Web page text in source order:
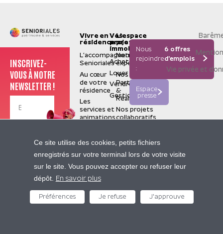
INSCRIVEZ-
VOUS À NOTRE
NEWSLETTER !
Je m'inscris
Contactez-nous
05 62 47 94 94
Vivre en
résidence
L’accompagnement
Senioriales
Au cœur
de votre
résidence
Les
services et
animations
sommes-
nous ?
Construire
Nous
Vos
projets
immobiliers
Acheter
Louer
Vendre
Gestion
L'espace
pro
Notre
expertise
Nos
Partenaires
&
Réalisations
Nos projets
collaboratifs
de terrain
Nos
sites
Pierre
&
Nous
rejoindre
:
6 offres
d'emplois
Espace
presse
Vie privée et
Ce site utilise des cookies, petits fichiers
enregistrés sur votre terminal lors de votre visite
sur le site. Vous pouvez accepter ou refuser leur
dépôt. En savoir plus
Préférences Je refuse J'approuve